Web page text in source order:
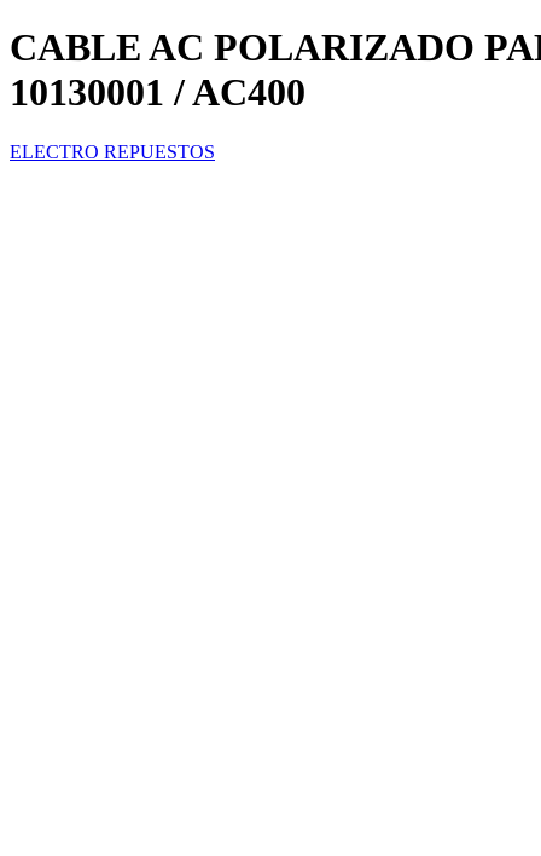
CABLE AC POLARIZADO
10130001 / AC400
ELECTRO REPUESTOS